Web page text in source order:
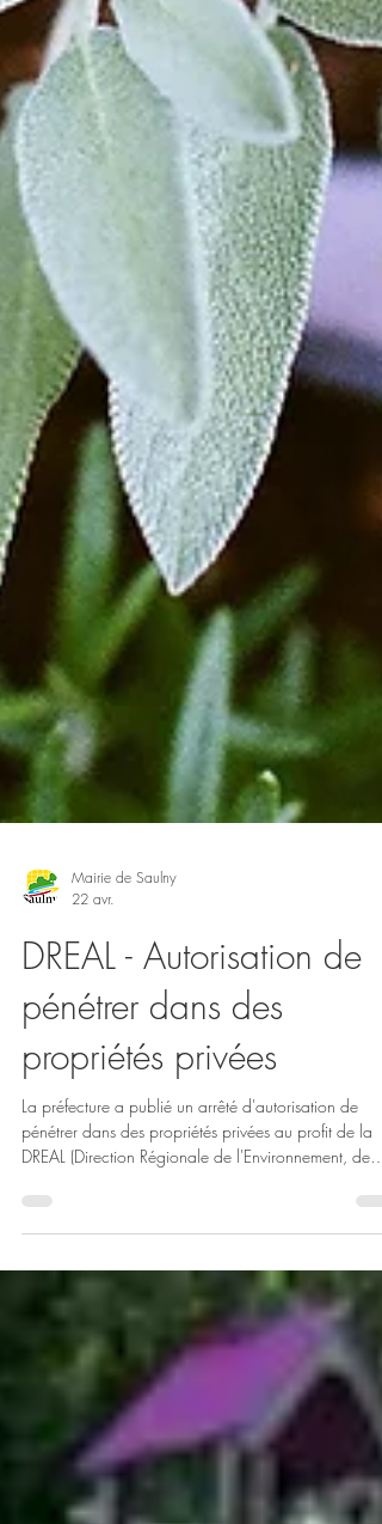
Mairie de Saulny
22 avr.
DREAL - Autorisation de
pénétrer dans des
propriétés privées
La préfecture a publié un arrêté d'autorisation de
pénétrer dans des propriétés privées au profit de la
DREAL (Direction Régionale de l'Environnement, de
l'Aménagement et du Logement) Grand Est, dans le
cadre de la réalisation de l'inventaire national du
patrimoine naturel, visant la connaissance du sol, de
végétation et tout renseignement d'ordre écologique.
Cet arrêté autorise les agents de la DREAL et ceux
mandatés par elle, à pénétrer dans les propriétés
privées sur le